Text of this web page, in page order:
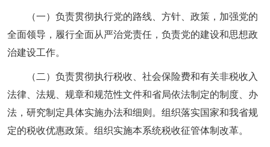
（一）负责贯彻执行党的路线、方针、政策，加强党的
全面领导，履行全面从严治党责任，负责党的建设和思想政
治建设工作。
（二）负责贯彻执行税收、社会保险费和有关非税收入
法律、法规、规章和规范性文件和省局依法制定的制度、办
法，研究制定具体实施办法和细则。组织落实国家和我省规
定的税收优惠政策。组织实施本系统税收征管体制改革。